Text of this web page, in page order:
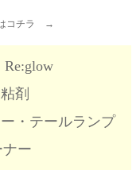
コチラ →
剤
・テールランプ
ー